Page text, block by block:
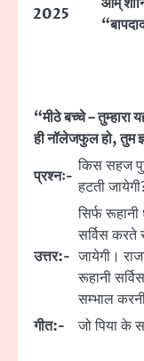
2025
ओम्
“मीठे बच्चे – तुम्हारा
ही नॉलेजफुल हो, तुम
प्रश्नः-
किस सहज
हटती
उत्तर:-
सिर्फ
सर्विस करते
जायेगी।
रूहानी
सम्भाल
गीत:-
जो पिया के